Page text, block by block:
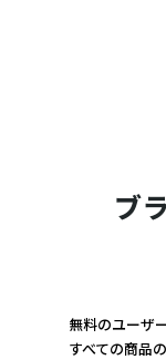
ブ
無料のユーザ
すべての商品